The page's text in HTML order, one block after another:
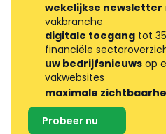
wekelijkse newsletter
vakbranche
digitale toegang tot
financiële
uw bedrijfsnieuws op
vakwebsites
maximale
Probeer nu